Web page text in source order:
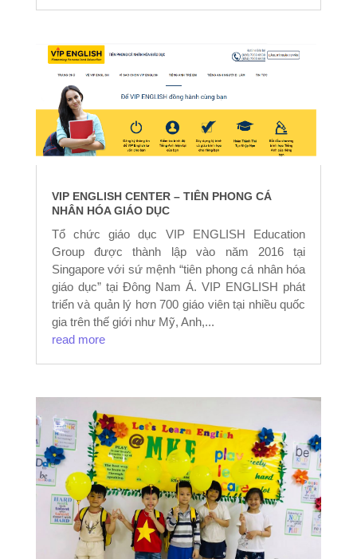
VIP ENGLISH CENTER – TIÊN PHONG CÁ
NHÂN HÓA GIÁO DỤC
Tổ chức giáo dục VIP ENGLISH Education
Group được thành lập vào năm 2016 tại
Singapore với sứ mệnh “tiên phong cá nhân hóa
giáo dục” tại Đông Nam Á. VIP ENGLISH phát
triển và quản lý hơn 700 giáo viên tại nhiều quốc
gia trên thế giới như Mỹ, Anh,...
read more